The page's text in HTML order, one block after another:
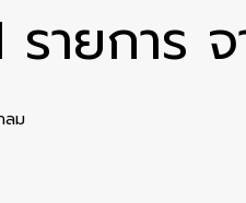
ายการ
ลม